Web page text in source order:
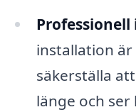
installation
säkerställa
länge och